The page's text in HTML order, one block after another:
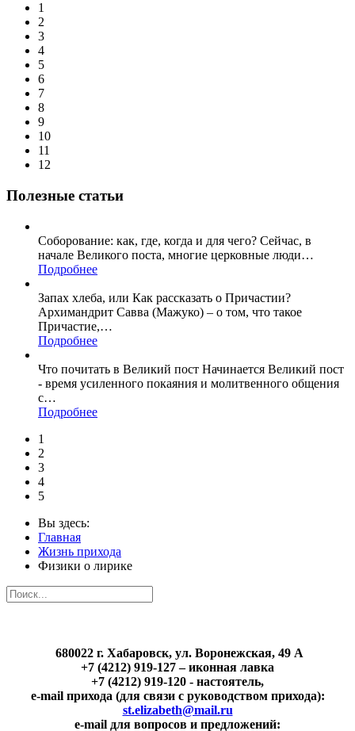
1
2
3
4
5
6
7
8
9
10
11
12
Полезные статьи
Соборование: как, где, когда и для чего? Сейчас, в
начале Великого поста, многие церковные люди…
Подробнее
Запах хлеба, или Как рассказать о Причастии?
Архимандрит Савва (Мажуко) – о том, что такое
Причастие,…
Подробнее
Что почитать в Великий пост Начинается Великий пост
- время усиленного покаяния и молитвенного общения
с…
Подробнее
1
2
3
4
5
Вы здесь:
Главная
Жизнь прихода
Физики о лирике
680022 г. Хабаровск, ул. Воронежская, 49 А
+7 (4212) 919-127 – иконная лавка
+7 (4212) 919-120 - настоятель,
e-mail прихода (для связи с руководством прихода):
st.elizabeth@mail.ru
e-mail для вопросов и предложений: